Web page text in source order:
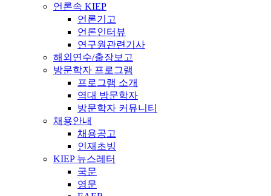
언론속 KIEP
언론기고
언론인터뷰
연구원관련기사
해외연수/출장보고
방문학자 프로그램
프로그램 소개
역대 방문학자
방문학자 커뮤니티
채용안내
채용공고
인재초빙
KIEP 뉴스레터
국문
영문